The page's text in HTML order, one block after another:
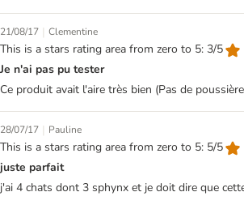
21/08/17 | Clementine
This is a stars rating area from zero to 5: 3/5
Je n'ai pas pu tester
Ce produit avait l'aire très bien (Pas de
28/07/17 | Pauline
This is a stars rating area from zero to 5: 5/5
juste parfait
j'ai 4 chats dont 3 sphynx et je doit dire que